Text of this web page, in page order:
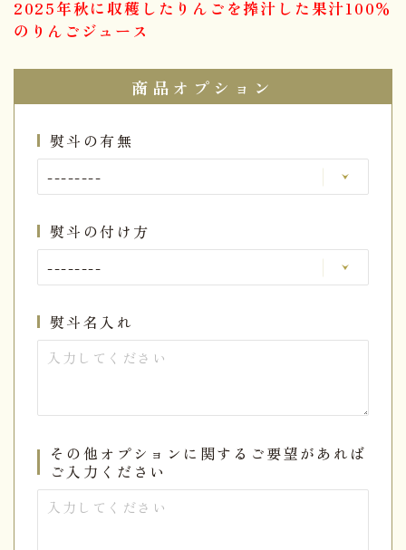
2025年秋に収穫したりんごを搾汁した果汁100％
のりんごジュース
商品オプション
熨斗の有無
熨斗の付け方
熨斗名入れ
その他オプションに関するご要望があれば
ご入力ください